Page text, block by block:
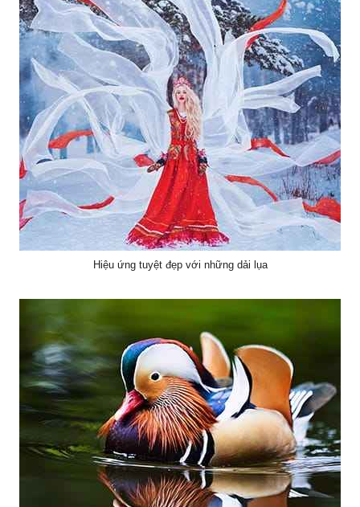
Hiệu ứng tuyệt đẹp với những dải lụa